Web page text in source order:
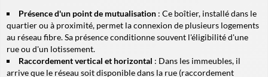
Présence d'un point de mutualisation : Ce boîtier, installé dans le
quartier ou à proximité, permet la connexion de plusieurs logements
au réseau fibre. Sa présence conditionne souvent l'éligibilité d'une
rue ou d'un lotissement.
Raccordement vertical et horizontal : Dans les immeubles, il
arrive que le réseau soit disponible dans la rue (raccordement